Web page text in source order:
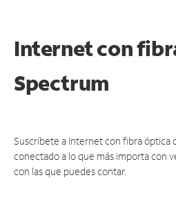
Internet con
Spectrum
Suscríbete a Internet con fibra óptica
conectado a lo que más importa con
con las que puedes contar.